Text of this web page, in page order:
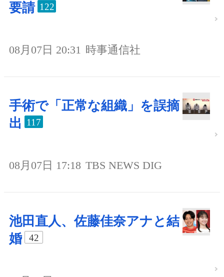
要請 122
08月07日 20:31 時事通信社
手術で「正常な組織」を誤摘
出
117
08月07日 17:18 TBS NEWS DIG
池田直人、佐藤佳奈アナと結
婚
42